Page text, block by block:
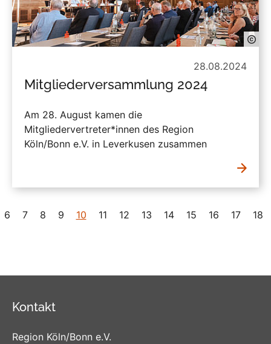
28.08.2024
Mitgliederversammlung 2024
Am 28. August kamen die
Mitgliedervertreter*innen des Region
Köln/Bonn e.V. in Leverkusen zusammen
6 7 8 9 10 11 12 13 14 15 16 17 18
Kontakt
Region Köln/Bonn e.V.